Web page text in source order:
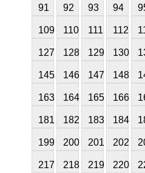
91 92 93 94
109 110 111 112
127 128 129 130
145 146 147 148
163 164 165 166
181 182 183 184
199 200 201 202
217 218 219 220